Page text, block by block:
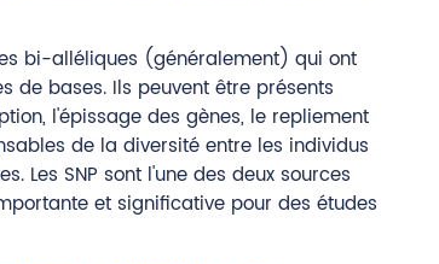
bi-alléliques (généralement) qui ont
de bases. Ils peuvent être présents
l'épissage des gènes, le repliement
de la diversité entre les individus
Les SNP sont l'une des deux sources
et significative pour des études